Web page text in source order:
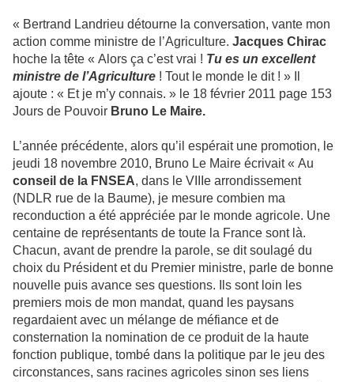
« Bertrand Landrieu détourne la conversation, vante mon
action comme ministre de l’Agriculture. Jacques Chirac
hoche la tête « Alors ça c’est vrai ! Tu es un excellent
ministre de l’Agriculture ! Tout le monde le dit ! » Il
ajoute : « Et je m’y connais. » le 18 février 2011 page 153
Jours de Pouvoir Bruno Le Maire.
L’année précédente, alors qu’il espérait une promotion, le
jeudi 18 novembre 2010, Bruno Le Maire écrivait « Au
conseil de la FNSEA, dans le VIIIe arrondissement
(NDLR rue de la Baume), je mesure combien ma
reconduction a été appréciée par le monde agricole. Une
centaine de représentants de toute la France sont là.
Chacun, avant de prendre la parole, se dit soulagé du
choix du Président et du Premier ministre, parle de bonne
nouvelle puis avance ses questions. Ils sont loin les
premiers mois de mon mandat, quand les paysans
regardaient avec un mélange de méfiance et de
consternation la nomination de ce produit de la haute
fonction publique, tombé dans la politique par le jeu des
circonstances, sans racines agricoles sinon ses liens